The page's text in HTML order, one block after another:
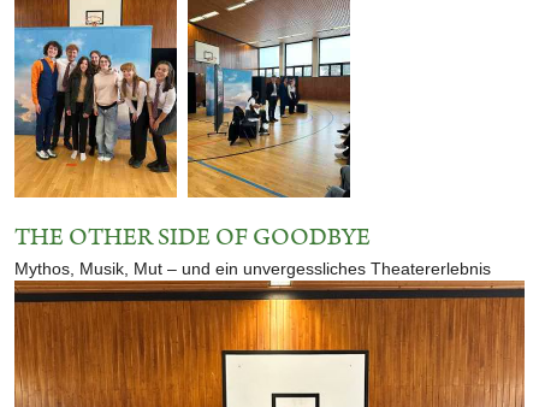
THE OTHER SIDE OF GOODBYE
Mythos, Musik, Mut – und ein unvergessliches Theatererlebnis